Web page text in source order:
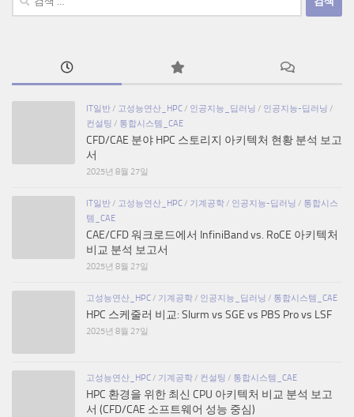
IT일반 / 고성능연산_HPC / 인공지능_딥러닝 / 인공지능-딥러닝 /
컨설팅 / 통합시스템_CAE
CFD/CAE 분야 HPC 스토리지 아키텍처 현황 분석 보고
서
2025년 8월 27일
IT일반 / 고성능연산_HPC / 기계공학 / 인공지능-딥러닝 / 통합시스
템_CAE
CAE/CFD 워크로드에서 InfiniBand vs. RoCE 아키텍처
비교 분석 보고서
2025년 8월 27일
고성능연산_HPC / 기계공학 / 인공지능_딥러닝 / 통합시스템_CAE
HPC 스케줄러 비교: Slurm vs SGE vs PBS Pro vs LSF
2025년 8월 27일
고성능연산_HPC / 기계공학 / 컨설팅 / 통합시스템_CAE
HPC 환경을 위한 최신 CPU 아키텍처 비교 분석 보고
서 (CFD/CAE 소프트웨어 성능 중심)